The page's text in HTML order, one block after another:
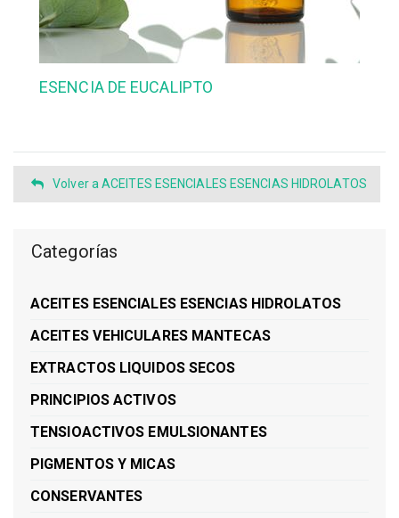
ESENCIA DE EUCALIPTO
Volver a ACEITES ESENCIALES ESENCIAS HIDROLATOS
Categorías
ACEITES ESENCIALES ESENCIAS HIDROLATOS
ACEITES VEHICULARES MANTECAS
EXTRACTOS LIQUIDOS SECOS
PRINCIPIOS ACTIVOS
TENSIOACTIVOS EMULSIONANTES
PIGMENTOS Y MICAS
CONSERVANTES